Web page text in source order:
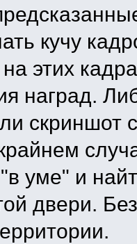
кучу
этих
наград.
скриншот
уме" и
двери.